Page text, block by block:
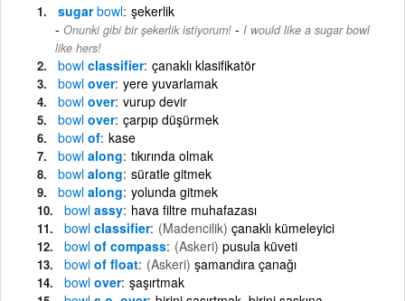
sugarbowl şekerlik
Onunki gibi bir şekerlik istiyorum! - I would like a sugar bowl
like hers!
bowl classifier çanaklı klasifikatör
bowl over yere yuvarlamak
bowl over vurup devir
bowl over çarpıp düşürmek
bowl of kase
bowl along tıkırında olmak
bowl along süratle gitmek
bowl along yolunda gitmek
bowl assy hava filtre muhafazası
bowl classifier (Madencilik) çanaklı kümeleyici
bowl of compass (Askeri) pusula küveti
bowl of float (Askeri) şamandıra çanağı
bowl over şaşırtmak